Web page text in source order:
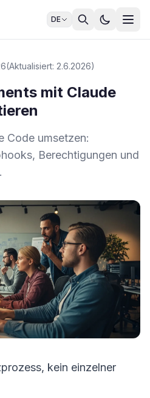
DE
(Aktualisiert: 2.6.2026)
mit Claude
Code umsetzen:
Berechtigungen und
kein einzelner